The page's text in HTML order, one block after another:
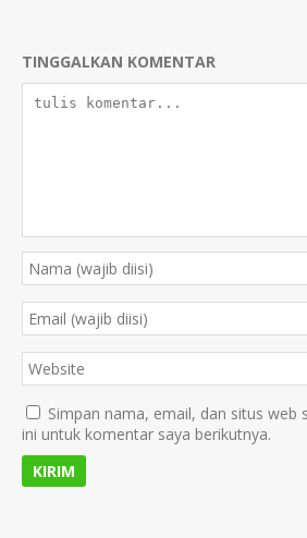
TINGGALKAN KOMENTAR
Simpan nama, email, dan situs web
ini untuk komentar saya berikutnya.